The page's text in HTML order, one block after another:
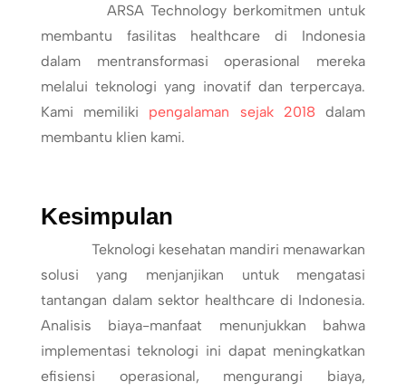
ARSA Technology berkomitmen untuk
membantu fasilitas healthcare di Indonesia
dalam mentransformasi operasional mereka
melalui teknologi yang inovatif dan terpercaya.
Kami memiliki pengalaman sejak 2018 dalam
membantu klien kami.
Kesimpulan
Teknologi kesehatan mandiri menawarkan
solusi yang menjanjikan untuk mengatasi
tantangan dalam sektor healthcare di Indonesia.
Analisis biaya-manfaat menunjukkan bahwa
implementasi teknologi ini dapat meningkatkan
efisiensi operasional, mengurangi biaya,